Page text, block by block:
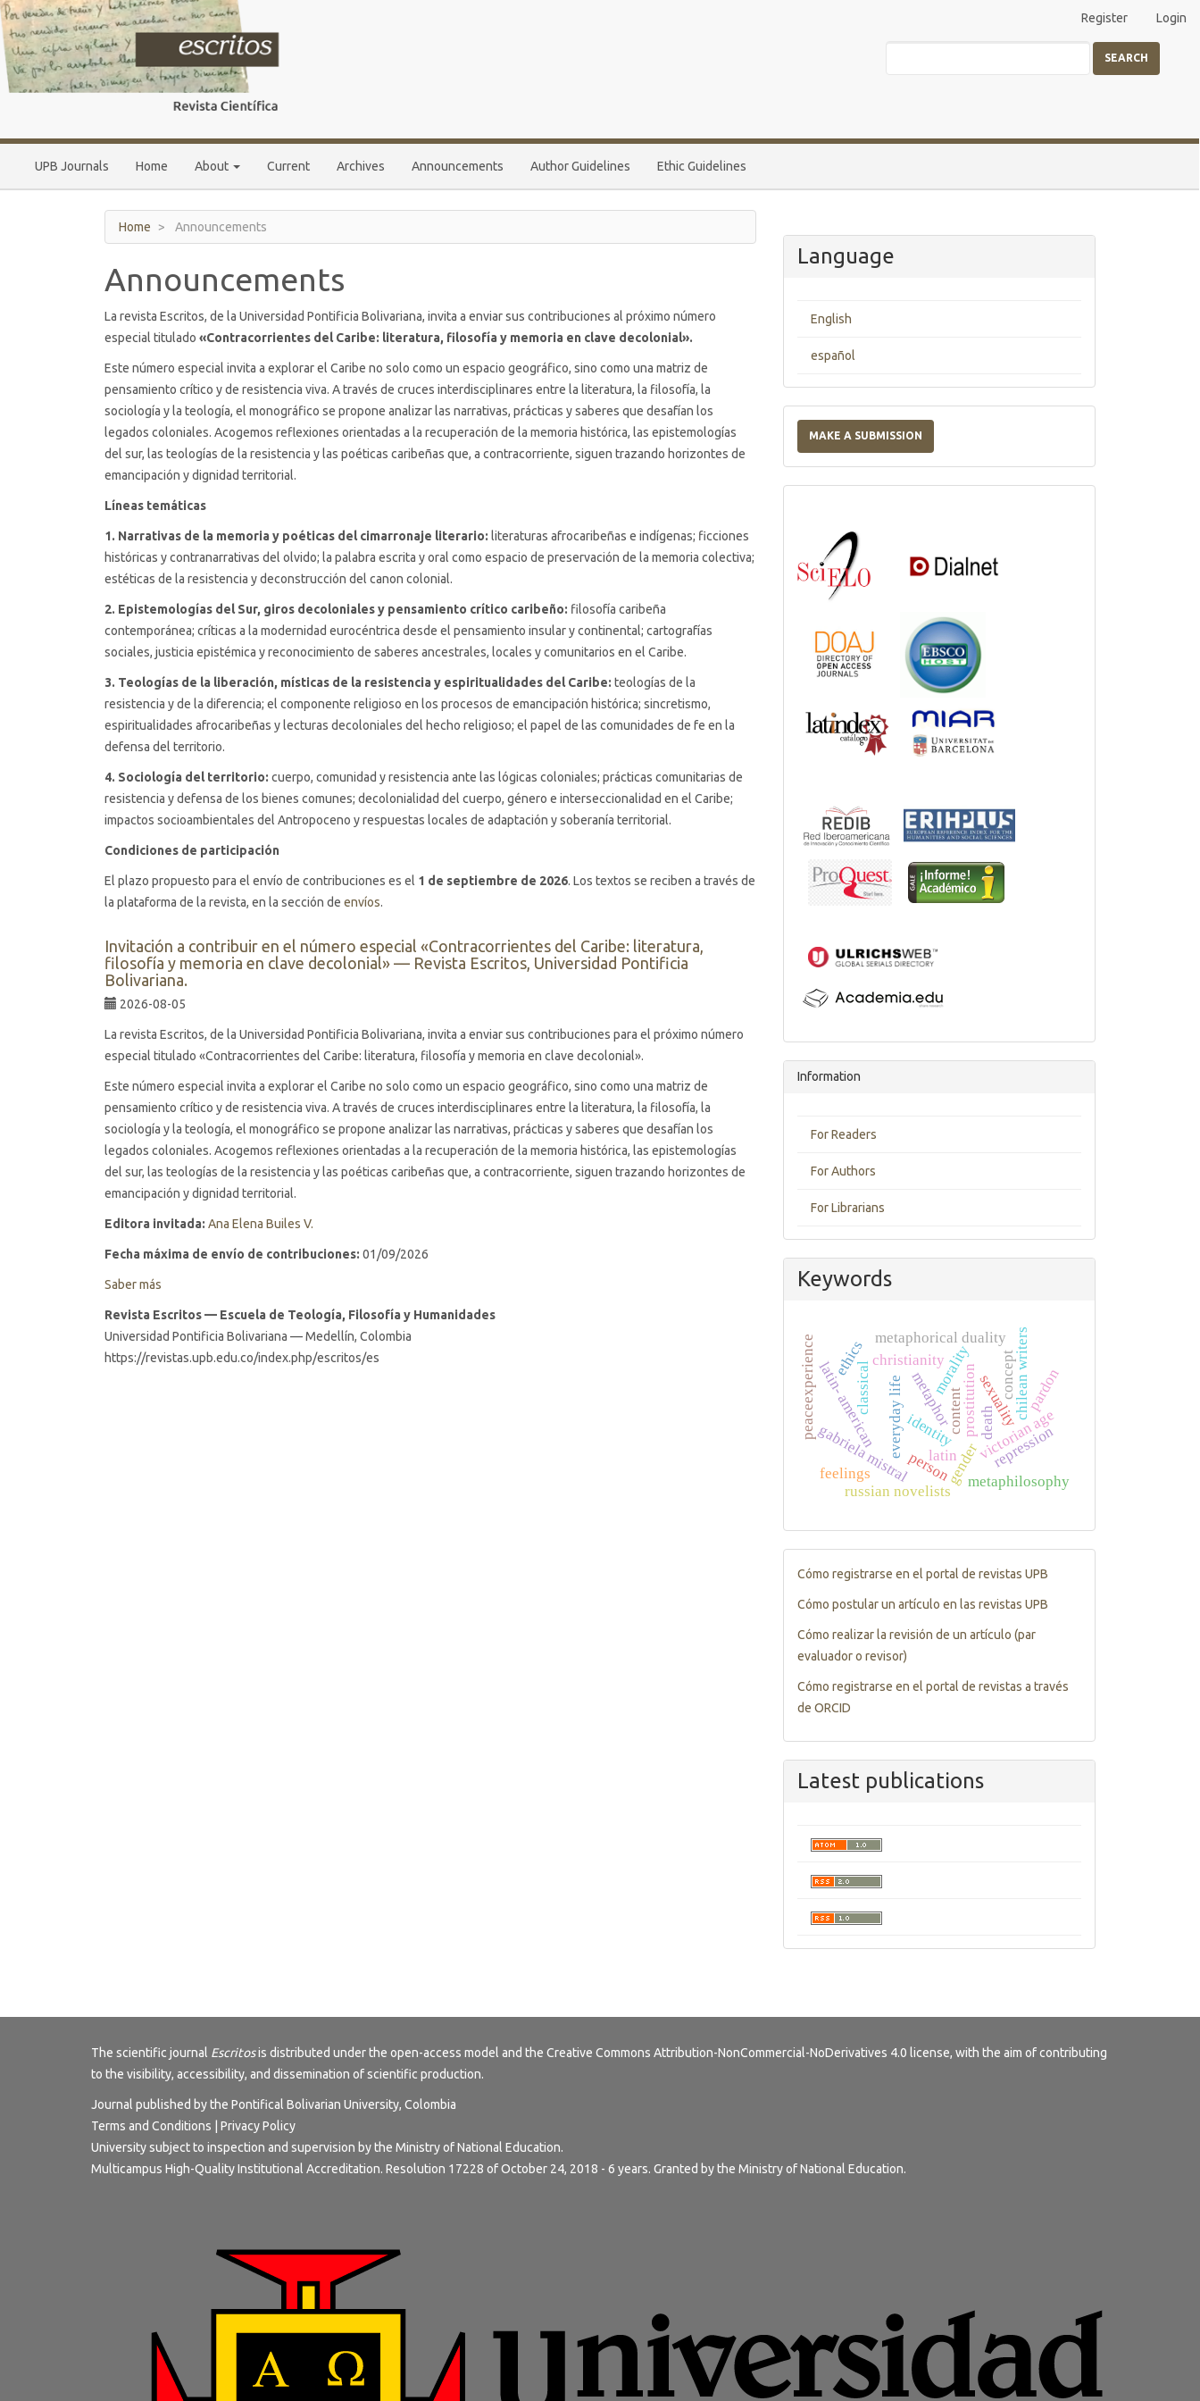
Main
Navigation
Main
Content
Sidebar
Register Login
UPB Journals Home About Current Archives Announcements Author Guidelines Ethic Guidelines
SEARCH
Home Announcements
Announcements
La revista Escritos, de la Universidad Pontificia Bolivariana, invita a enviar sus contribuciones al próximo número
especial titulado «Contracorrientes del Caribe: literatura, filosofía y memoria en clave decolonial».
Este número especial invita a explorar el Caribe no solo como un espacio geográfico, sino como una matriz de
pensamiento crítico y de resistencia viva. A través de cruces interdisciplinares entre la literatura, la filosofía, la
sociología y la teología, el monográfico se propone analizar las narrativas, prácticas y saberes que desafían los
legados coloniales. Acogemos reflexiones orientadas a la recuperación de la memoria histórica, las epistemologías
del sur, las teologías de la resistencia y las poéticas caribeñas que, a contracorriente, siguen trazando horizontes de
emancipación y dignidad territorial.
Líneas temáticas
1. Narrativas de la memoria y poéticas del cimarronaje literario: literaturas afrocaribeñas e indígenas; ficciones
históricas y contranarrativas del olvido; la palabra escrita y oral como espacio de preservación de la memoria colectiva;
estéticas de la resistencia y deconstrucción del canon colonial.
2. Epistemologías del Sur, giros decoloniales y pensamiento crítico caribeño: filosofía caribeña
contemporánea; críticas a la modernidad eurocéntrica desde el pensamiento insular y continental; cartografías
sociales, justicia epistémica y reconocimiento de saberes ancestrales, locales y comunitarios en el Caribe.
3. Teologías de la liberación, místicas de la resistencia y espiritualidades del Caribe: teologías de la
resistencia y de la diferencia; el componente religioso en los procesos de emancipación histórica; sincretismo,
espiritualidades afrocaribeñas y lecturas decoloniales del hecho religioso; el papel de las comunidades de fe en la
defensa del territorio.
4. Sociología del territorio: cuerpo, comunidad y resistencia ante las lógicas coloniales; prácticas comunitarias de
resistencia y defensa de los bienes comunes; decolonialidad del cuerpo, género e interseccionalidad en el Caribe;
impactos socioambientales del Antropoceno y respuestas locales de adaptación y soberanía territorial.
Condiciones de participación
El plazo propuesto para el envío de contribuciones es el 1 de septiembre de 2026. Los textos se reciben a través de
la plataforma de la revista, en la sección de envíos.
Invitación a contribuir en el número especial «Contracorrientes del Caribe: literatura,
filosofía y memoria en clave decolonial» — Revista Escritos, Universidad Pontificia
Bolivariana.
2026-08-05
La revista Escritos, de la Universidad Pontificia Bolivariana, invita a enviar sus contribuciones para el próximo número
especial titulado «Contracorrientes del Caribe: literatura, filosofía y memoria en clave decolonial».
Este número especial invita a explorar el Caribe no solo como un espacio geográfico, sino como una matriz de
pensamiento crítico y de resistencia viva. A través de cruces interdisciplinares entre la literatura, la filosofía, la
sociología y la teología, el monográfico se propone analizar las narrativas, prácticas y saberes que desafían los
legados coloniales. Acogemos reflexiones orientadas a la recuperación de la memoria histórica, las epistemologías
del sur, las teologías de la resistencia y las poéticas caribeñas que, a contracorriente, siguen trazando horizontes de
emancipación y dignidad territorial.
Editora invitada: Ana Elena Builes V.
Fecha máxima de envío de contribuciones: 01/09/2026
Saber más
Revista Escritos — Escuela de Teología, Filosofía y Humanidades
Universidad Pontificia Bolivariana — Medellín, Colombia
https://revistas.upb.edu.co/index.php/escritos/es
Language
English
español
a
Submission
MAKE A SUBMISSION
Catalogs
Information
For Readers
For Authors
For Librarians
Keywords
classical
identity
christianity
latin
latin- american
gender
sexuality
victorian age
repression
morality
prostitution
metaphor
everyday life
metaphorical duality
gabriela mistral
russian novelists
chilean writers
death
metaphilosophy
peaceexperience pardon
content
concept
person
ethics
feelings
Tutorials
Cómo registrarse en el portal de revistas UPB
Cómo postular un artículo en las revistas UPB
Cómo realizar la revisión de un artículo (par
evaluador o revisor)
Cómo registrarse en el portal de revistas a través
de ORCID
Latest publications
The scientific journal Escritosis distributed under the open-access model and the Creative Commons Attribution-NonCommercial-NoDerivatives 4.0 license, with the aim of contributing
to the visibility, accessibility, and dissemination of scientific production.
Journal published by the Pontifical Bolivarian University, Colombia
Terms and Conditions
Privacy Policy
University subject to inspection and supervision by the Ministry of National Education.
Multicampus High-Quality Institutional Accreditation. Resolution 17228 of October 24, 2018 - 6 years. Granted by the Ministry of National Education.